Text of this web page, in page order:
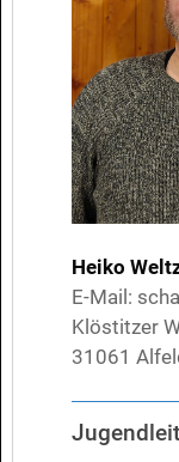
Heiko
E-Mail:
Klöstitzer
31061